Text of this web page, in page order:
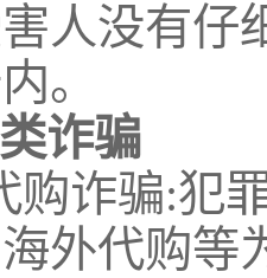
人没有仔
。
诈骗
购诈骗:犯
外代购等